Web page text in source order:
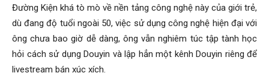
Đường Kiện khá tò mò về nền tảng công nghệ này của giới trẻ,
dù đang độ tuổi ngoài 50, việc sử dụng công nghệ hiện đại với
ông chưa bao giờ dễ dàng, ông vẫn nghiêm túc tập tành học
hỏi cách sử dụng Douyin và lập hẳn một kênh Douyin riêng để
livestream bán xúc xích.